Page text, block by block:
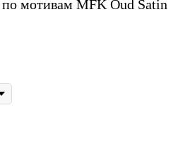
мотивам MFK Oud Satin